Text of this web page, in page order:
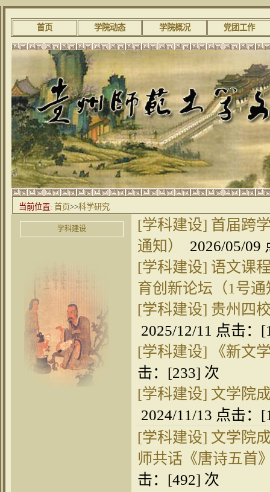
首页 学院动态 学院概况 党团工作
当前位置: 首页>>科学研究
学科建设 [学科建设] 首届跨
通知）
2026/05/09
[学科建设] 语文课
育创新论坛（1号通
[学科建设] 贵州四
2025/12/11 点击：[
[学科建设]
《新文
击：[233] 次
[学科建设] 文学院
2024/11/13 点击：[
[学科建设] 文学院
师共话《唐诗五首
击：[492] 次